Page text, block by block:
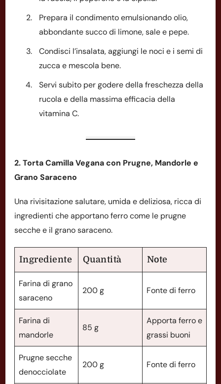
Prepara il condimento emulsionando olio,
abbondante succo di limone, sale e pepe.
Condisci l’insalata, aggiungi le noci e i semi di
zucca e mescola bene.
Servi subito per godere della freschezza della
rucola e della massima efficacia della
vitamina C.
2. Torta Camilla Vegana con Prugne, Mandorle e
Grano Saraceno
Una rivisitazione salutare, umida e deliziosa, ricca di
ingredienti che apportano ferro come le prugne
secche e il grano saraceno.
Ingrediente Quantità Note
Farina di grano
saraceno
200 g Fonte di ferro
Farina di
mandorle
85 g
Apporta ferro e
grassi buoni
Prugne secche
denocciolate
200 g Fonte di ferro